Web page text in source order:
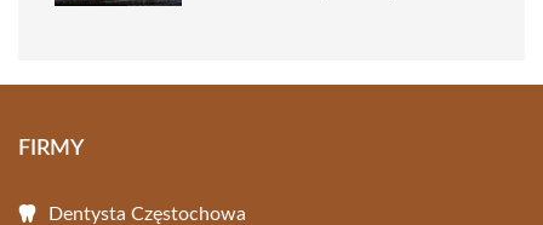
FIRMY
Dentysta Częstochowa